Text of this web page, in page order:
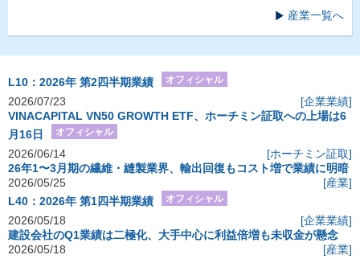
産業一覧へ
L10：2026年 第2四半期業績 オフィシャル
2026/07/23
[企業業績]
VINACAPITAL VN50 GROWTH ETF、ホーチミン証取への上場は6
月16日
オフィシャル
2026/06/14
[ホーチミン証取]
26年1〜3月期の繊維・縫製業界、輸出回復もコスト増で業績に明暗
2026/05/25
[産業]
L40：2026年 第1四半期業績
オフィシャル
2026/05/18
[企業業績]
建設会社のQ1業績は二極化、大手中心に利益倍増も未収金が懸念
2026/05/18
[産業]